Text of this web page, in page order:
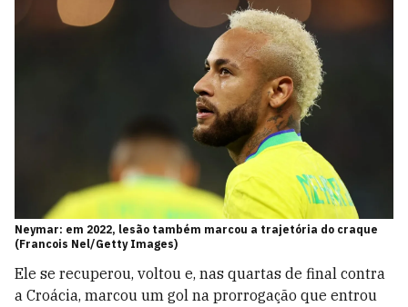
Neymar: em 2022, lesão também marcou a trajetória do craque
(Francois Nel/Getty Images)
Ele se recuperou, voltou e, nas quartas de final contra
a Croácia, marcou um gol na prorrogação que entrou